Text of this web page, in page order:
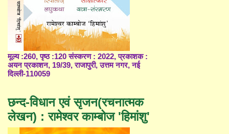
मूल्य :260, पृष्ठ :120 संस्करण : 2022, प्रकाशक :
अयन प्रकाशन, 19/39, राजापुरी, उत्तम नगर, नई
दिल्ली-110059
छन्द-विधान एवं सृजन(रचनात्मक
लेखन) : रामेश्वर काम्बोज 'हिमांशु'